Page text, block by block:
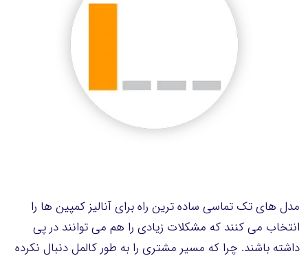
مدل های تک تماسی ساده ترین راه برای آنالیز کمپین ها را
انتخاب می کنند که مشکلات زیادی را هم می توانند در پی
داشته باشند. چرا که مسیر مشتری را به طور کالمل دنبال نکرده